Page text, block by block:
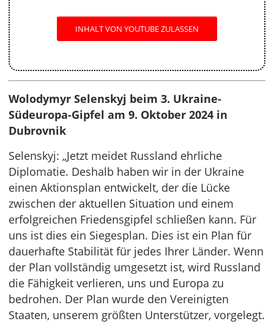
INHALT VON YOUTUBE ZULASSEN
Wolodymyr Selenskyj beim 3. Ukraine-
Südeuropa-Gipfel am 9. Oktober 2024 in
Dubrovnik
Selenskyj: „Jetzt meidet Russland ehrliche
Diplomatie. Deshalb haben wir in der Ukraine
einen Aktionsplan entwickelt, der die Lücke
zwischen der aktuellen Situation und einem
erfolgreichen Friedensgipfel schließen kann. Für
uns ist dies ein Siegesplan. Dies ist ein Plan für
dauerhafte Stabilität für jedes Ihrer Länder. Wenn
der Plan vollständig umgesetzt ist, wird Russland
die Fähigkeit verlieren, uns und Europa zu
bedrohen. Der Plan wurde den Vereinigten
Staaten, unserem größten Unterstützer, vorgelegt.